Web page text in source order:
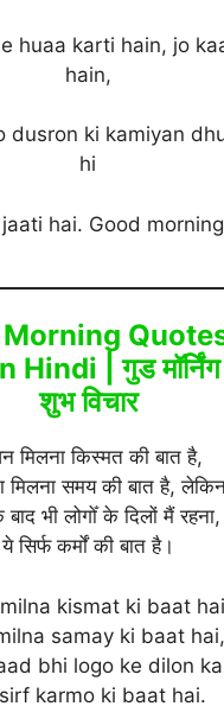
huaa karti hain, jo
hain,
dusron ki kamiyan
hi
hai. Good morning
| गुड
शुभ विचार
मिलना किस्मत की बात है,
मिलना समय की बात है,
भी लोगोँ के दिलों मैं रहना,
ये सिर्फ कर्मों की बात है।
kismat ki baat
samay ki baat
bhi logo ke dilon
karmo ki baat hai.